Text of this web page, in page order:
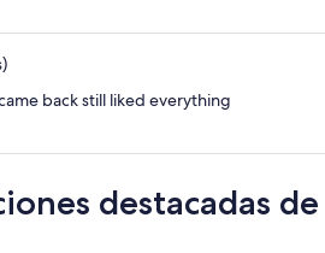
ahora
back still liked everything
destacadas de